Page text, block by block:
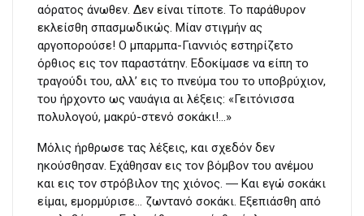
αόρατος άνωθεν. Δεν είναι τίποτε. Το παράθυρον
εκλείσθη σπασμωδικώς. Μίαν στιγμήν ας
αργοπορούσε! Ο μπαρμπα-Γιαννιός εστηρίζετο
όρθιος εις τον παραστάτην. Εδοκίμασε να είπη το
τραγούδι του, αλλ’ εις το πνεύμα του το υποβρύχιον,
του ήρχοντο ως ναυάγια αι λέξεις: «Γειτόνισσα
πολυλογού, μακρύ-στενό σοκάκι!…»
Μόλις ήρθρωσε τας λέξεις, και σχεδόν δεν
ηκούσθησαν. Εχάθησαν εις τον βόμβον του ανέμου
και εις τον στρόβιλον της χιόνος. ― Και εγώ σοκάκι
είμαι, εμορμύρισε… ζωντανό σοκάκι. Εξεπιάσθη από